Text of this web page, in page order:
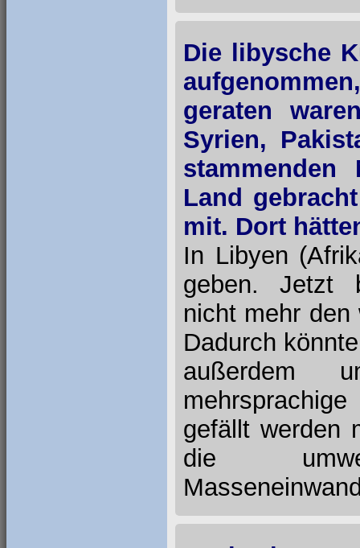
Die libysche
geraten
Syrien,
Land
mit. Dort
In Libyen
geben. Jetzt
nicht mehr
Dadurch
außerdem
gefällt werden
die